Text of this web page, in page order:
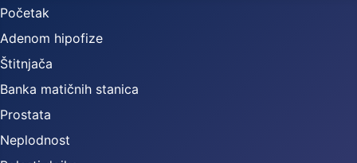
Početak
Adenom hipofize
Štitnjača
Banka matičnih stanica
Prostata
Neplodnost